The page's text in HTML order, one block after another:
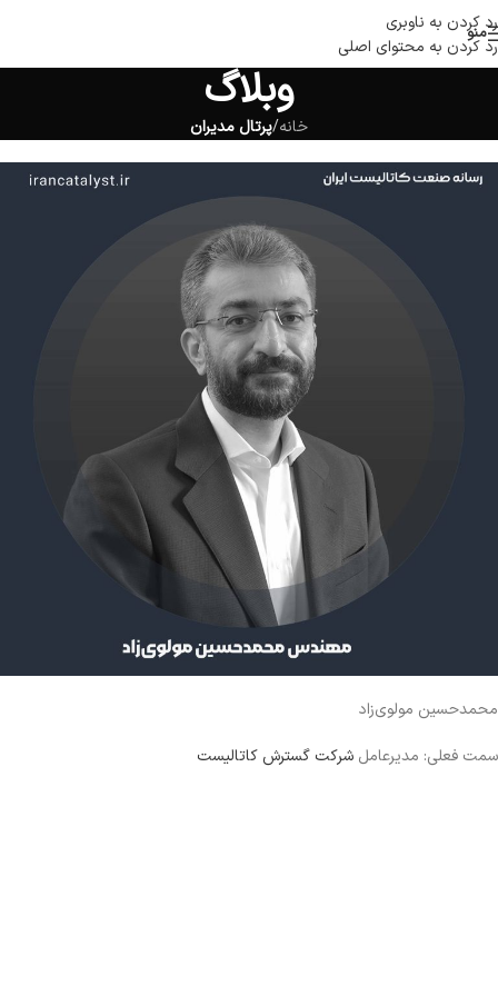
رد کردن به ناوبری
رد کردن به محتوای اصلی
منو
وبلاگ
خانه/پرتال مدیران
محمدحسین مولوی‌زاد
سمت فعلی: مدیرعامل شرکت گسترش کاتالیست